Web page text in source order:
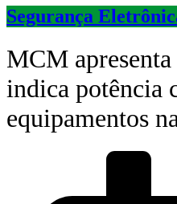
Segurança
MCM
indica potência
equipamentos